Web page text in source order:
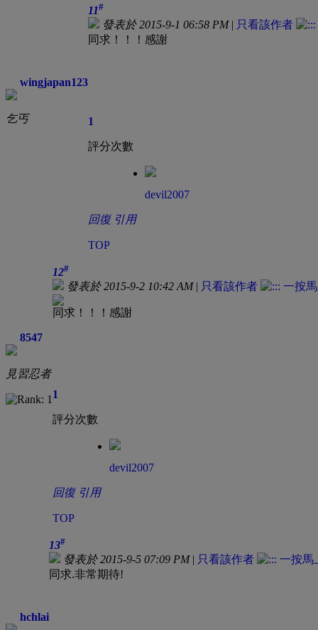
wingjapan123
乞丐
11#
發表於 2015-9-1 06:58 PM| 只看該作者
同求！！！感謝
1
評分次數
devil2007
回復 引用
TOP
8547
見習忍者
12#
發表於 2015-9-2 10:42 AM| 只看該作者
同求！！！感謝
1
評分次數
devil2007
回復 引用
TOP
hchlai
13#
發表於 2015-9-5 07:09 PM| 只看該作者
同求.非常期待!